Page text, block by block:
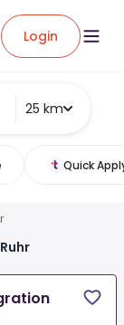
Login
25 km
Quick